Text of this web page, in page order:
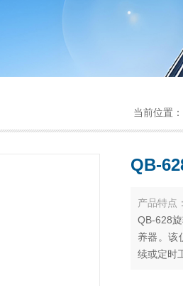
当前位置：
QB-
产品特点：
QB-628
养器。该
续或定时